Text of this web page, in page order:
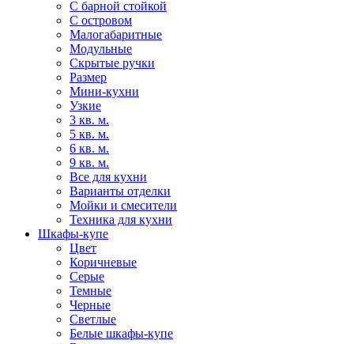
С барной стойкой
С островом
Малогабаритные
Модульные
Скрытые ручки
Размер
Мини-кухни
Узкие
3 кв. м.
5 кв. м.
6 кв. м.
9 кв. м.
Все для кухни
Варианты отделки
Мойки и смесители
Техника для кухни
Шкафы-купе
Цвет
Коричневые
Серые
Темные
Черные
Светлые
Белые шкафы-купе